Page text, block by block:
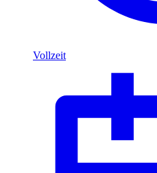
Vollzeit